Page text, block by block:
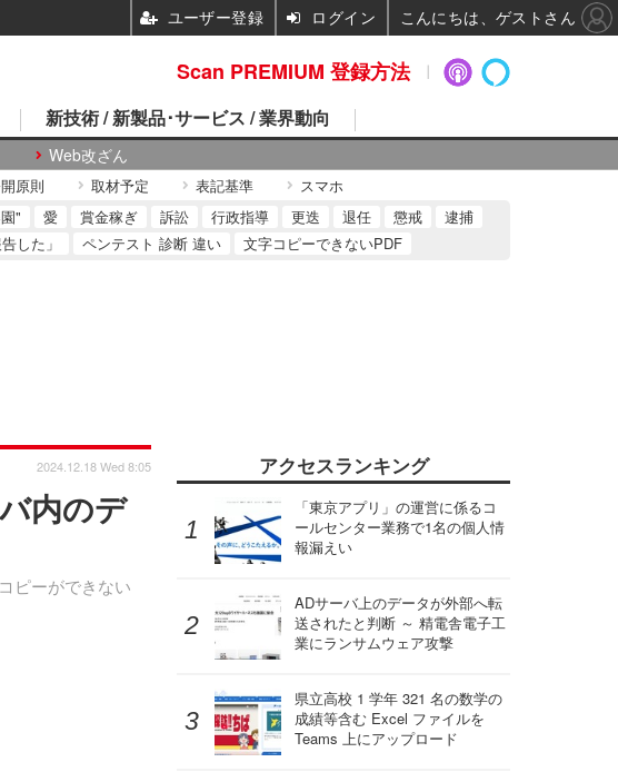
Web改ざん
新技術 / 新製品･サービス / 業界動向
原則 取材予定 表記基準 スマホ
" 愛 賞金稼ぎ 訴訟 行政指導 更迭 退任 懲戒
逮捕
した」
ペンテスト 診断 違い 文字コピーできないPDF
内のデ
ピーができない
2024.12.18 Wed 8:05 アクセスランキング
「東京アプリ」の運営に係るコ
ールセンター業務で1名の個人情
報漏えい
ADサーバ上のデータが外部へ転
送されたと判断 ～ 精電舎電子工
業にランサムウェア攻撃
県立高校 1 学年 321 名の数学の
成績等含む Excel ファイルを
Teams 上にアップロード
Scan PREMIUM 登録方法
ユーザー登録 ログイン こんにちは、ゲストさん